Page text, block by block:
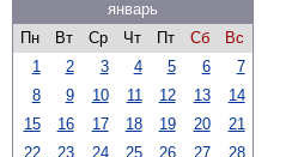
январь
Пн
Вт Ср Чт Пт Сб
Вс
1
2 3 4 5 6
7
8
9 10 11 12 13
14
15
16 17 18 19 20
21
22
23 24 25 26 27
28